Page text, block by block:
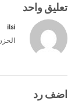
تعليق واحد
ilsi
اضف رد